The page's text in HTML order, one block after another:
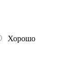
Хорошо